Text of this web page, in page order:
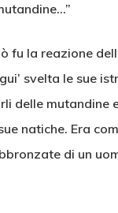
fu la reazione
svelta le sue
delle
natiche. Era
di un